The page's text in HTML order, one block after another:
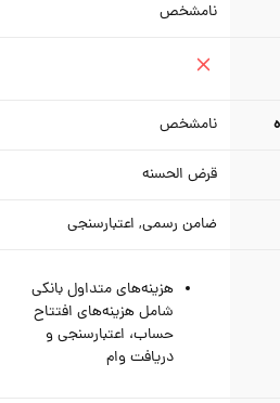
نامشخص
نامشخص
قرض الحسنه
ضامن رسمی, اعتبارسنجی
هزینه‌های متداول بانکی
شامل هزینه‌های افتتاح
حساب، اعتبارسنجی و
دریافت وام